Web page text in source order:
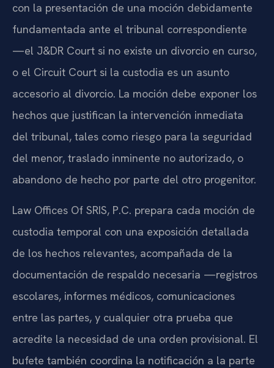
con la presentación de una moción debidamente
fundamentada ante el tribunal correspondiente
—el J&DR Court si no existe un divorcio en curso,
o el Circuit Court si la custodia es un asunto
accesorio al divorcio. La moción debe exponer los
hechos que justifican la intervención inmediata
del tribunal, tales como riesgo para la seguridad
del menor, traslado inminente no autorizado, o
abandono de hecho por parte del otro progenitor.
Law Offices Of SRIS, P.C. prepara cada moción de
custodia temporal con una exposición detallada
de los hechos relevantes, acompañada de la
documentación de respaldo necesaria —registros
escolares, informes médicos, comunicaciones
entre las partes, y cualquier otra prueba que
acredite la necesidad de una orden provisional. El
bufete también coordina la notificación a la parte